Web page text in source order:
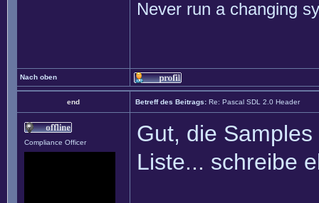
Never run a changing
Nach oben
end Betreff des Beitrags: Re: Pascal SDL 2.0 Header
Compliance Officer
Gut, die
Liste... schreibe